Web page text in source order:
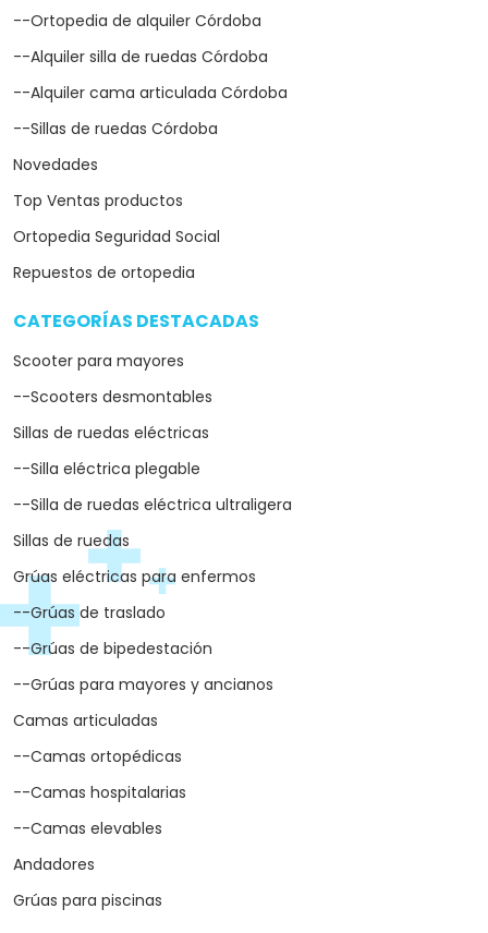
--Ortopedia de alquiler Córdoba
--Alquiler silla de ruedas Córdoba
--Alquiler cama articulada Córdoba
--Sillas de ruedas Córdoba
Novedades
Top Ventas productos
Ortopedia Seguridad Social
Repuestos de ortopedia
CATEGORÍAS DESTACADAS
Scooter para mayores
--Scooters desmontables
Sillas de ruedas eléctricas
--Silla eléctrica plegable
--Silla de ruedas eléctrica ultraligera
Sillas de ruedas
Grúas eléctricas para enfermos
--Grúas de traslado
--Grúas de bipedestación
--Grúas para mayores y ancianos
Camas articuladas
--Camas ortopédicas
--Camas hospitalarias
--Camas elevables
Andadores
Grúas para piscinas